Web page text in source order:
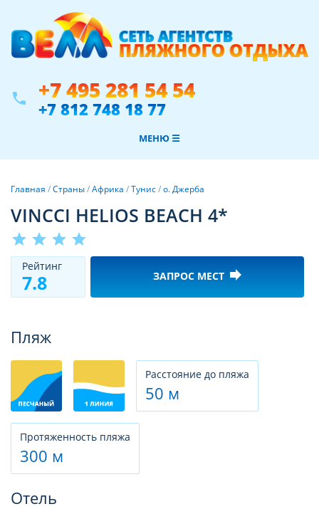
phone +7 495 281 54 54
+7 812 748 18 77
МЕНЮ ☰
Главная /Страны/Африка /Тунис/о. Джерба
VINCCI HELIOS BEACH 4*
star star star star
Рeйтинг
7.8 ЗАПРОС МЕСТ forward
Пляж
Расстояние до пляжа
50 м
Протяженность пляжа
300 м
Отель